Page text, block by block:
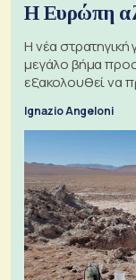
Η Ευρώπη
Η νέα στρατηγική
μεγάλο βήμα
εξακολουθεί να
Ignazio Angeloni